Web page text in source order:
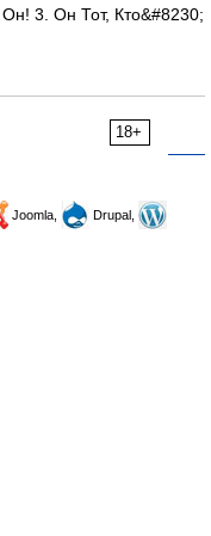
3. Он Тот, Кто&#8230;
18+
Joomla,
Drupal,